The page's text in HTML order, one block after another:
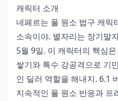
캐릭터 소개
네페르는 풀 원소 법구 캐릭
소속이야. 별자리는 장기말
5월 9일. 이 캐릭터의 핵심
쌓기와 특수 강공격으로 기
인 딜러 역할을 해내지. 6.1
지속적인 풀 원소 반응과 프